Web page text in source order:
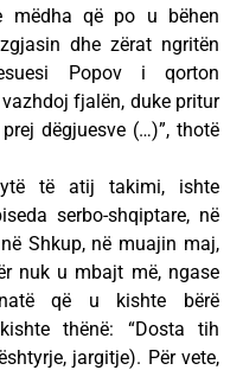
mëdha që po u bëhen
dhe zërat ngritën
Popov i qorton
fjalën, duke pritur
dëgjuesve (…)”, thotë
të atij takimi, ishte
serbo-shqiptare, në
Shkup, në muajin maj,
nuk u mbajt më, ngase
që u kishte bërë
thënë: “Dosta tih
jargitje). Për vete,